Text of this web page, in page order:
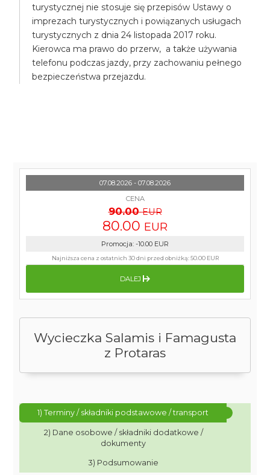
turystycznej nie stosuje się przepisów Ustawy o
imprezach turystycznych i powiązanych usługach
turystycznych z dnia 24 listopada 2017 roku.
Kierowca ma prawo do przerw, a także używania
telefonu podczas jazdy, przy zachowaniu pełnego
bezpieczeństwa przejazdu.
Wycieczka Salamis i Famagusta
z Protaras
1) Terminy / składniki podstawowe / transport
2) Dane osobowe / składniki dodatkowe /
dokumenty
3) Podsumowanie
07.08.2026 - 07.08.2026
CENA
90.00 EUR
80.00 EUR
Promocja: -10.00 EUR
Najniższa cena z ostatnich 30 dni przed obniżką:50.00 EUR
DALEJ